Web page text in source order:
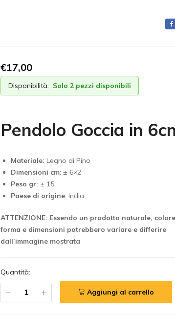
€17,00
Disponibilità: Solo 2 pezzi disponibili
Pendolo Goccia in
Materiale: Legno di Pino
Dimensioni cm: ± 6×2
Peso gr: ± 15
Paese di origine: India
ATTENZIONE: Essendo un prodotto naturale,
forma e dimensioni potrebbero variare e differire
dall’immagine mostrata
Quantità:
Aggiungi al carrello